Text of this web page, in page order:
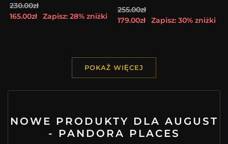
230.00zł
165.00zł
Zapisz: 28% zniżki
255.00zł
179.00zł
Zapisz: 30% zniżki
POKAŻ WIĘCEJ
NOWE PRODUKTY DLA AUGUST
- PANDORA PLACES